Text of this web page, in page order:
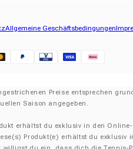
Allgemeine Geschäftsbedingungen
Preise entsprechen
Saison angegeben.
erhältst du exklusiv in den
Produkt(e) erhältst du